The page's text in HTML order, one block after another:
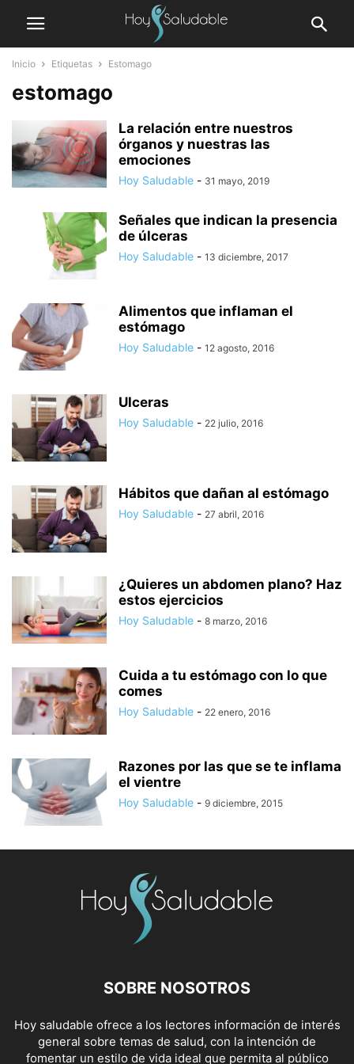
Inicio Etiquetas Estomago
estomago
La relación entre nuestros
órganos y nuestras las
emociones
Hoy Saludable - 31 mayo, 2019
Señales que indican la presencia
de úlceras
Hoy Saludable - 13 diciembre, 2017
Alimentos que inflaman el
estómago
Hoy Saludable - 12 agosto, 2016
Ulceras
Hoy Saludable - 22 julio, 2016
Hábitos que dañan al estómago
Hoy Saludable - 27 abril, 2016
¿Quieres un abdomen plano? Haz
estos ejercicios
Hoy Saludable - 8 marzo, 2016
Cuida a tu estómago con lo que
comes
Hoy Saludable - 22 enero, 2016
Razones por las que se te inflama
el vientre
Hoy Saludable - 9 diciembre, 2015
SOBRE NOSOTROS
Hoy saludable ofrece a los lectores información de interés
general sobre temas de salud, con la intención de
fomentar un estilo de vida ideal que permita al público